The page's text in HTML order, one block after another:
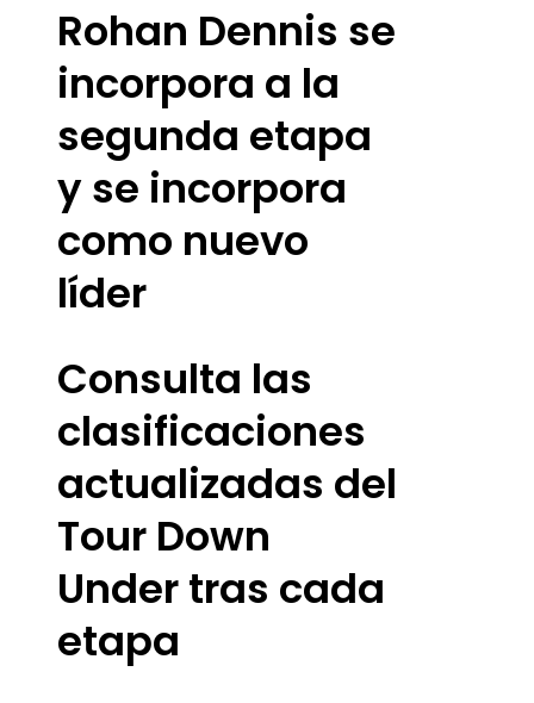
Rohan Dennis se
incorpora a la
segunda etapa
y se incorpora
como nuevo
líder
Consulta las
clasificaciones
actualizadas del
Tour Down
Under tras cada
etapa